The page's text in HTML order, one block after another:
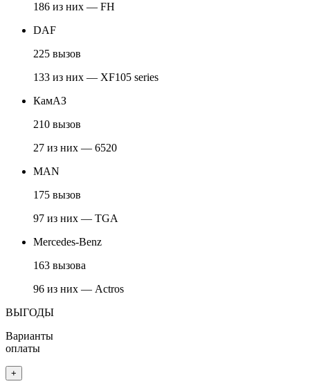
186 из них — FH
DAF
225 вызов
133 из них — XF105 series
КамАЗ
210 вызов
27 из них — 6520
MAN
175 вызов
97 из них — TGA
Mercedes-Benz
163 вызова
96 из них — Actros
ВЫГОДЫ
Варианты
оплаты
+